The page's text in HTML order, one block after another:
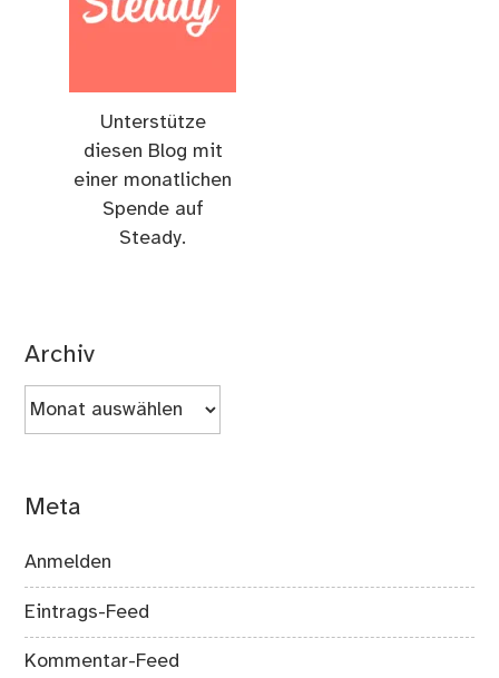
Unterstütze
diesen Blog mit
einer monatlichen
Spende auf
Steady.
Archiv
Archiv
Meta
Anmelden
Eintrags-Feed
Kommentar-Feed